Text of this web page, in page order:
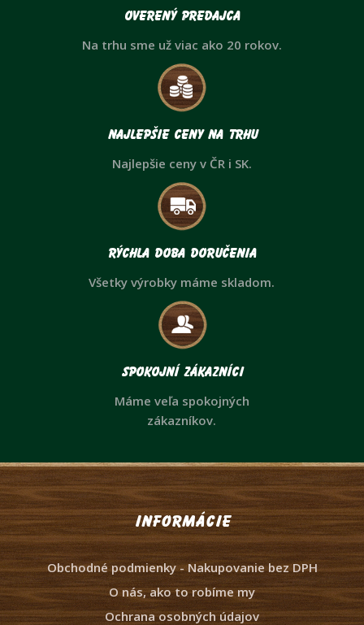
Overený predajca
Na trhu sme už viac ako 20 rokov.
Najlepšie ceny na trhu
Najlepšie ceny v ČR i SK.
Rýchla doba doručenia
Všetky výrobky máme skladom.
Spokojní zákazníci
Máme veľa spokojných
zákazníkov.
Informácie
Obchodné podmienky - Nakupovanie bez DPH
O nás, ako to robíme my
Ochrana osobných údajov